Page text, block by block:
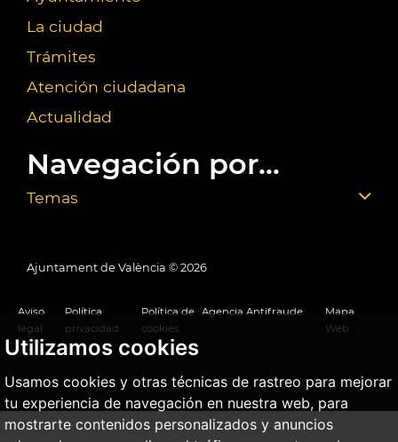
Utilizamos cookies
Usamos cookies y otras técnicas de rastreo para mejorar
tu experiencia de navegación en nuestra web, para
mostrarte contenidos personalizados y anuncios
La ciudad
Trámites
Atención ciudadana
Actualidad
Navegación por...
Temas
Ajuntament de València © 2026
Aviso
legal
Política
privacidad
Política de
cookies
Agencia Antifraude
Mapa
Web